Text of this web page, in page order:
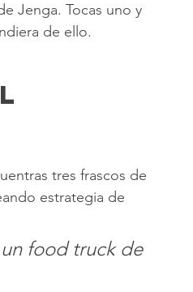
Jenga. Tocas uno y
de ello.
tres frascos de
estrategia de
food truck de